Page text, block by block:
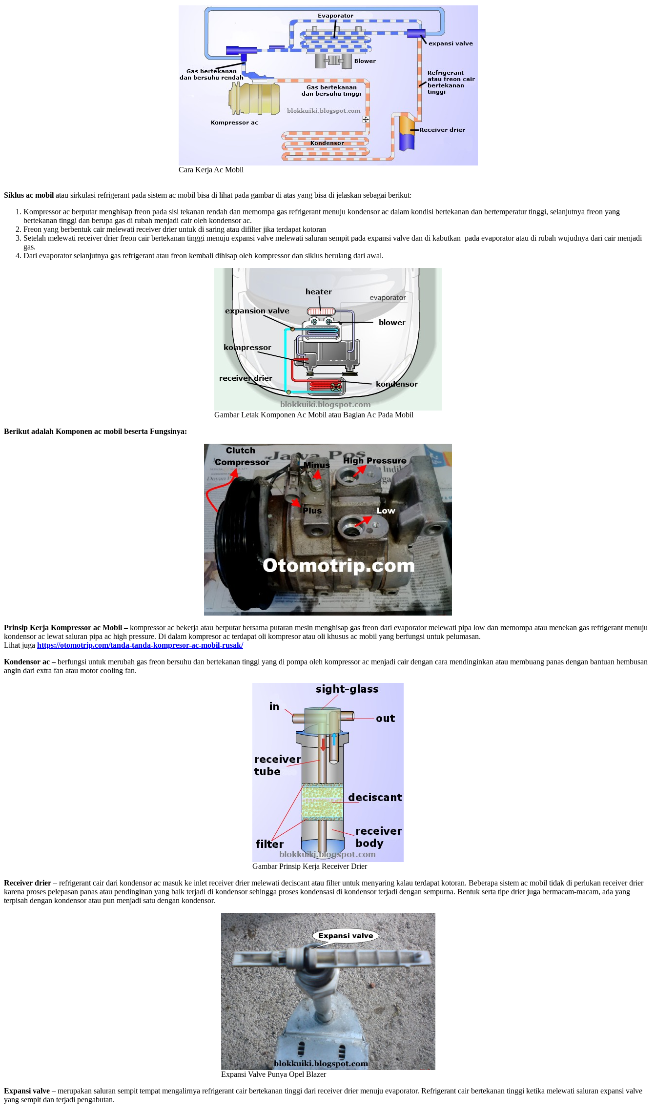
Cara Kerja Ac Mobil
Siklus ac mobil atau sirkulasi refrigerant pada sistem ac mobil bisa di lihat pada gambar di atas yang bisa di jelaskan sebagai berikut:
Kompressor ac berputar menghisap freon pada sisi tekanan rendah dan memompa gas refrigerant menuju kondensor ac dalam kondisi bertekanan dan bertemperatur tinggi, selanjutnya freon yang
bertekanan tinggi dan berupa gas di rubah menjadi cair oleh kondensor ac.
Freon yang berbentuk cair melewati receiver drier untuk di saring atau difilter jika terdapat kotoran
Setelah melewati receiver drier freon cair bertekanan tinggi menuju expansi valve melewati saluran sempit pada expansi valve dan di kabutkan pada evaporator atau di rubah wujudnya dari cair menjadi
gas.
Dari evaporator selanjutnya gas refrigerant atau freon kembali dihisap oleh kompressor dan siklus berulang dari awal.
Gambar Letak Komponen Ac Mobil atau Bagian Ac Pada Mobil
Berikut adalah Komponen ac mobil beserta Fungsinya:
Prinsip Kerja Kompressor ac Mobil –kompressor ac bekerja atau berputar bersama putaran mesin menghisap gas freon dari evaporator melewati pipa low dan memompa atau menekan gas refrigerant menuju
kondensor ac lewat saluran pipa ac high pressure. Di dalam kompresor ac terdapat oli kompresor atau oli khusus ac mobil yang berfungsi untuk pelumasan.
Lihat juga https://otomotrip.com/tanda-tanda-kompresor-ac-mobil-rusak/
Kondensor ac –berfungsi untuk merubah gas freon bersuhu dan bertekanan tinggi yang di pompa oleh kompressor ac menjadi cair dengan cara mendinginkan atau membuang panas dengan bantuan hembusan
angin dari extra fan atau motor cooling fan.
Gambar Prinsip Kerja Receiver Drier
Receiver drier – refrigerant cair dari kondensor ac masuk ke inlet receiver drier melewati deciscant atau filter untuk menyaring kalau terdapat kotoran. Beberapa sistem ac mobil tidak di perlukan receiver drier
karena proses pelepasan panas atau pendinginan yang baik terjadi di kondensor sehingga proses kondensasi di kondensor terjadi dengan sempurna. Bentuk serta tipe drier juga bermacam-macam, ada yang
terpisah dengan kondensor atau pun menjadi satu dengan kondensor.
Expansi Valve Punya Opel Blazer
Expansi valve – merupakan saluran sempit tempat mengalirnya refrigerant cair bertekanan tinggi dari receiver drier menuju evaporator. Refrigerant cair bertekanan tinggi ketika melewati saluran expansi valve
yang sempit dan terjadi pengabutan.